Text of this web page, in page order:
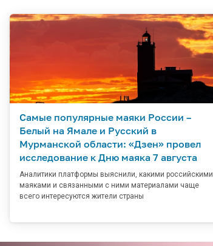
Самые популярные маяки России –
Белый на Ямале и Русский в
Мурманской области: «Дзен» провел
исследование к Дню маяка 7 августа
Аналитики платформы выяснили, какими российскими
маяками и связанными с ними материалами чаще
всего интересуются жители страны